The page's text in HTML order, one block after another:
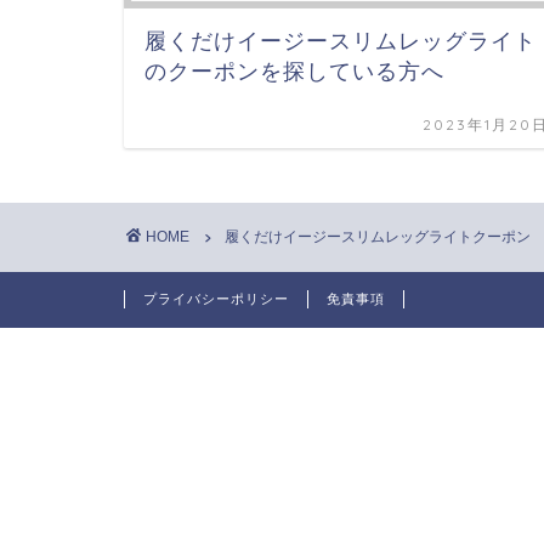
履くだけイージースリムレッグライト
のクーポンを探している方へ
2023年1月20
HOME 履くだけイージースリムレッグライトクーポン
プライバシーポリシー 免責事項